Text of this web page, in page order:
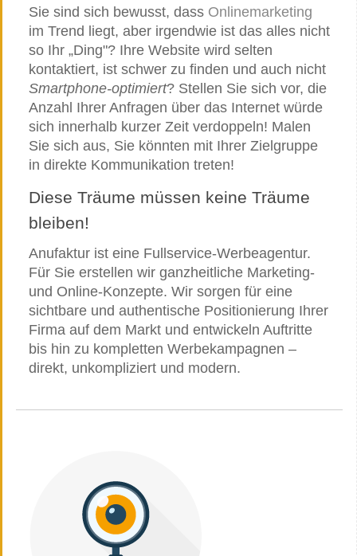
Sie sind sich bewusst, dass Onlinemarketing
im Trend liegt, aber irgendwie ist das alles nicht
so Ihr „Ding"? Ihre Website wird selten
kontaktiert, ist schwer zu finden und auch nicht
Smartphone-optimiert? Stellen Sie sich vor, die
Anzahl Ihrer Anfragen über das Internet würde
sich innerhalb kurzer Zeit verdoppeln! Malen
Sie sich aus, Sie könnten mit Ihrer Zielgruppe
in direkte Kommunikation treten!
Diese Träume müssen keine Träume
bleiben!
Anufaktur ist eine Fullservice-Werbeagentur.
Für Sie erstellen wir ganzheitliche Marketing-
und Online-Konzepte. Wir sorgen für eine
sichtbare und authentische Positionierung Ihrer
Firma auf dem Markt und entwickeln Auftritte
bis hin zu kompletten Werbekampagnen –
direkt, unkompliziert und modern.